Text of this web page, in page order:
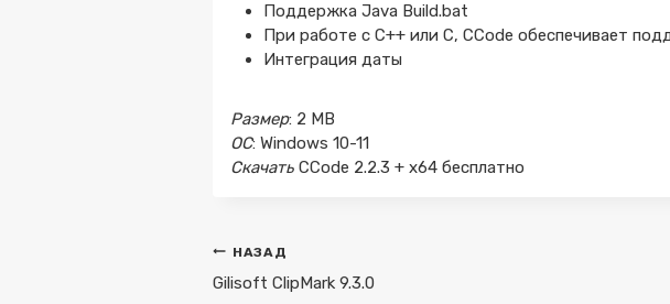
Поддержка Java Build.bat
При работе с C++ или C, CCode обеспечивает
Интеграция даты
Размер: 2 MB
ОС: Windows 10-11
СкачатьCCode 2.2.3 + x64 бесплатно
Навигация
по
НАЗАД
Gilisoft ClipMark 9.3.0